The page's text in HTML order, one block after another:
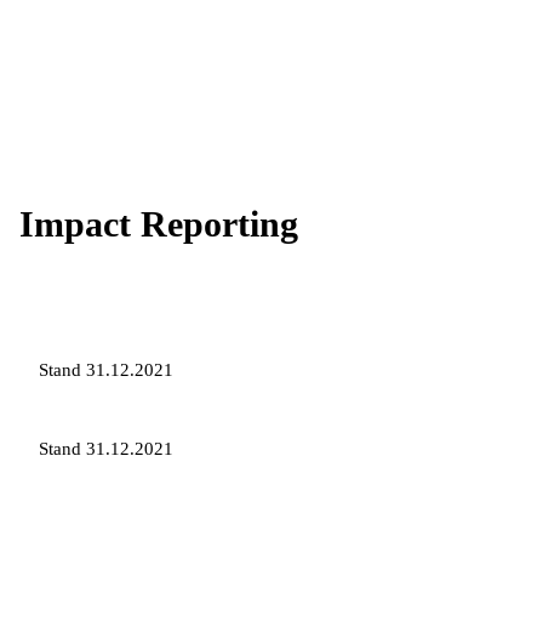
Impact Reporting
Stand 31.12.2021
Stand 31.12.2021